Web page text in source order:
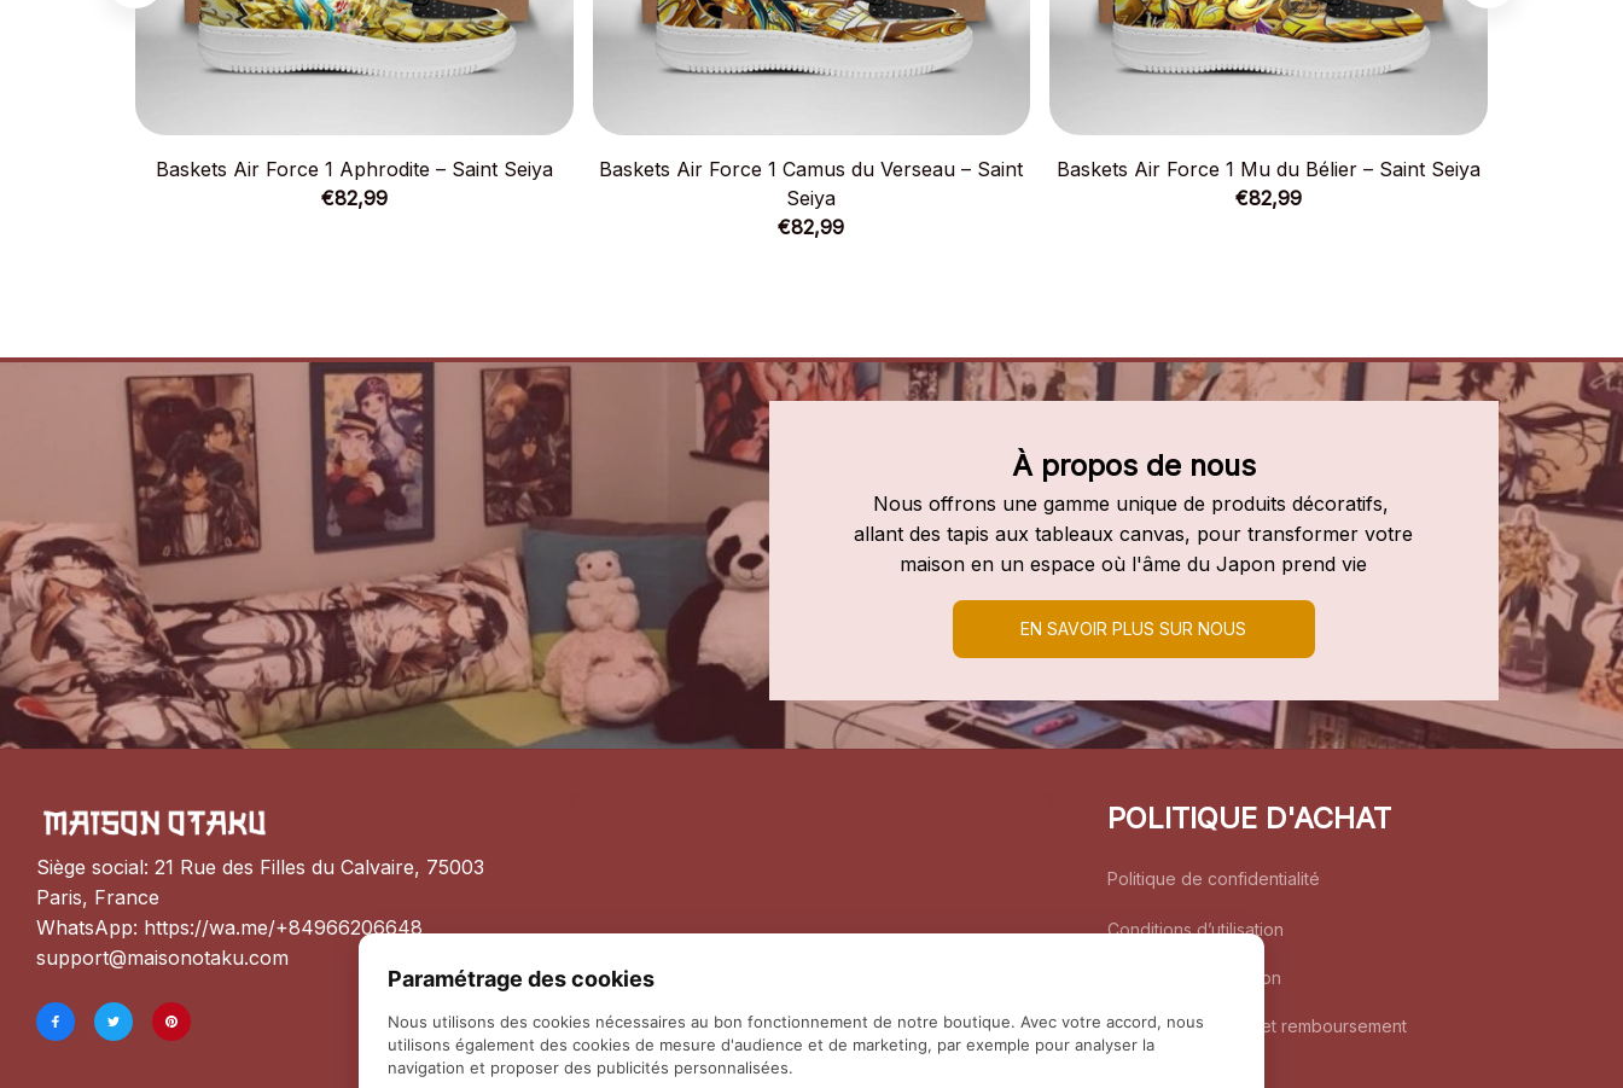
Baskets Air Force 1 Aphrodite – Saint Seiya
€82,99
Baskets Air Force 1 Camus du Verseau – Saint
Seiya
€82,99
Baskets Air Force 1 Mu du Bélier – Saint Seiya
€82,99
À propos de nous
Nous offrons une gamme unique de produits décoratifs,
allant des tapis aux tableaux canvas, pour transformer votre
maison en un espace où l'âme du Japon prend vie
EN SAVOIR PLUS SUR NOUS
Siège social: 21 Rue des Filles du Calvaire, 75003
Paris, France
WhatsApp: https://wa.me/+84966206648
support@maisonotaku.com
POLITIQUE D'ACHAT
Politique de confidentialité
Conditions d’utilisation
Politique d’expédition
Politique de retour et remboursement
Paramétrage des cookies
Nous utilisons des cookies nécessaires au bon fonctionnement de notre boutique. Avec votre accord, nous
utilisons également des cookies de mesure d'audience et de marketing, par exemple pour analyser la
navigation et proposer des publicités personnalisées.